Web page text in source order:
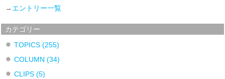
→ エントリー一覧
カテゴリー
TOPICS (255)
COLUMN (34)
CLIPS (5)